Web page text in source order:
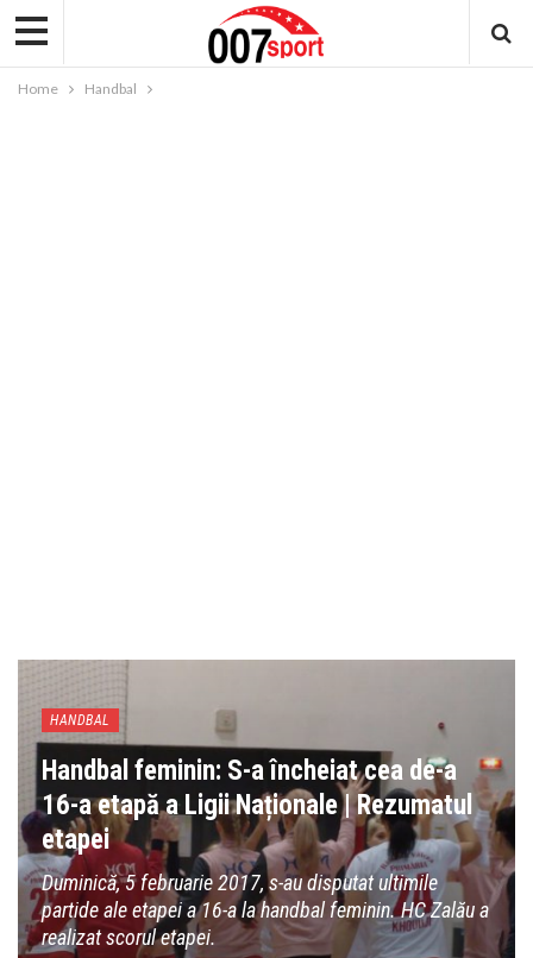
Home Handbal
HANDBAL
Handbal feminin: S-a încheiat cea de-a
16-a etapă a Ligii Naționale | Rezumatul
etapei
Duminică, 5 februarie 2017, s-au disputat ultimile
partide ale etapei a 16-a la handbal feminin. HC Zalău a
realizat scorul etapei.